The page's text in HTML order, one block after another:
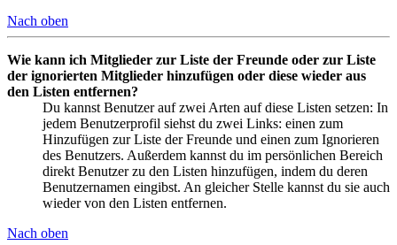
Nach oben
Wie kann ich Mitglieder zur Liste der Freunde oder zur Liste
der ignorierten Mitglieder hinzufügen oder diese wieder aus
den Listen entfernen?
Du kannst Benutzer auf zwei Arten auf diese Listen setzen: In
jedem Benutzerprofil siehst du zwei Links: einen zum
Hinzufügen zur Liste der Freunde und einen zum Ignorieren
des Benutzers. Außerdem kannst du im persönlichen Bereich
direkt Benutzer zu den Listen hinzufügen, indem du deren
Benutzernamen eingibst. An gleicher Stelle kannst du sie auch
wieder von den Listen entfernen.
Nach oben